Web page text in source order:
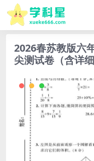
2026春苏教版六
尖测试卷（含详